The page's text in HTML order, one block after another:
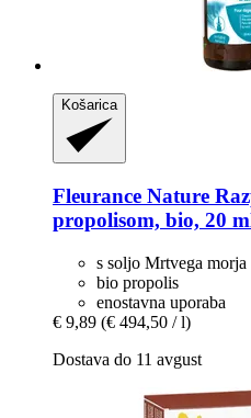
Košarica
Fleurance Nature
propolisom, bio, 20
s soljo Mrtvega morja
bio propolis
enostavna uporaba
€ 9,89 (€ 494,50 / l)
Dostava do 11 avgust